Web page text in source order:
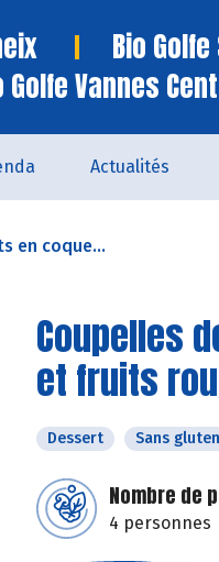
Bio
Golfe Vannes
Actualités
en coque...
Coupelles
et fruits
Dessert Sans gluten
Nombre de
4 personnes